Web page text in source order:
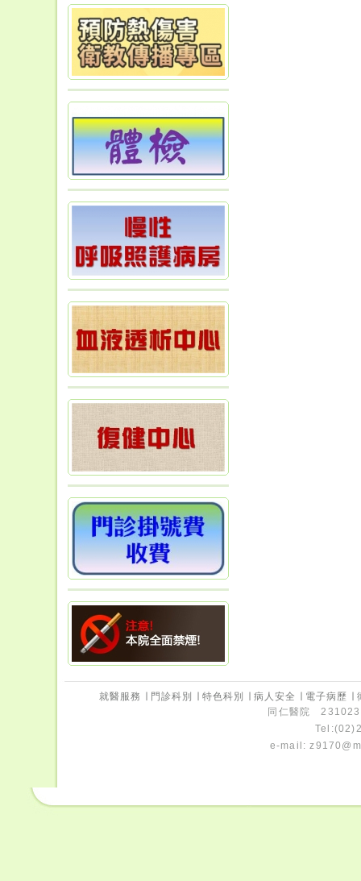
就醫服務 門診科別 ∣特色科別 ∣病人安全 電子病歷 ∣
同仁醫院
e-mail: